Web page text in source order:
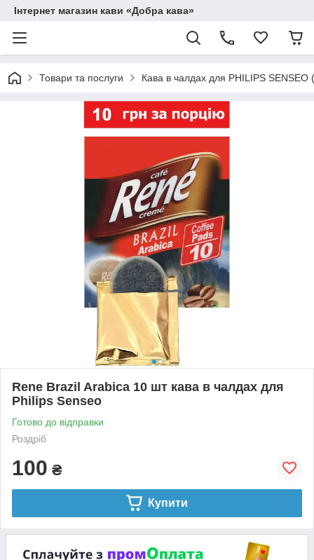
Інтернет магазин кави «Добра кава»
Товари та послуги Кава в чалдах для PHILIPS
Rene Brazil Arabica 10 шт кава в чалдах для
Philips Senseo
Готово до відправки
Роздріб
100 ₴
Купити